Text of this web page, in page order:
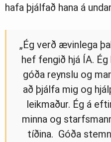
hafa þjálfað hana á
„Ég verð ævinlega
hef fengið hjá ÍA.
góða reynslu og
að þjálfa mig og
leikmaður. Ég á
minna og
tíðina. Góða